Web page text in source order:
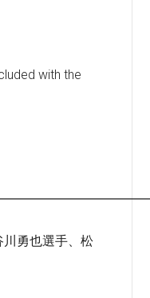
with the
川勇也選手、松